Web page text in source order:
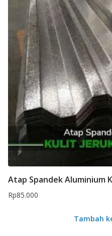
Atap Spandek Aluminium
Rp85.000
Tambah